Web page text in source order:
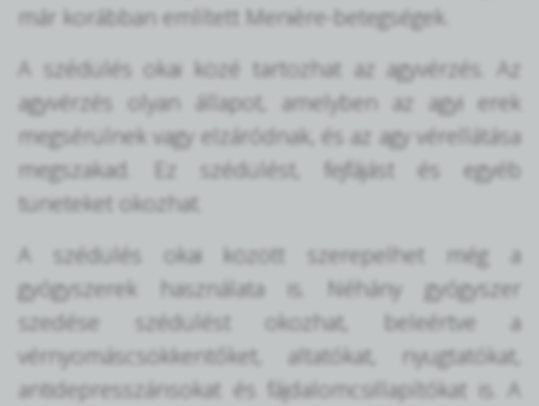
már korábban említett Menière-betegségek.
A szédülés okai közé tartozhat az agyvérzés. Az
agyvérzés olyan állapot, amelyben az agyi erek
megsérülnek vagy elzáródnak, és az agy vérellátása
megszakad. Ez szédülést, fejfájást és egyéb
tüneteket okozhat.
A szédülés okai között szerepelhet még a
gyógyszerek használata is. Néhány gyógyszer
szedése szédülést okozhat, beleértve a
vérnyomáscsökkentőket, altatókat, nyugtatókat,
antidepresszánsokat és fájdalomcsillapítókat is. A